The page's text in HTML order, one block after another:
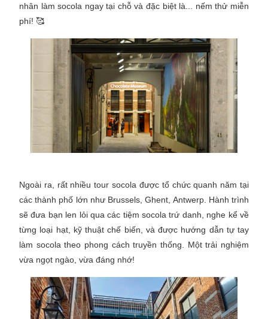
nhân làm socola ngay tại chỗ và đặc biệt là... nếm thử miễn
phí! 🥰
Ngoài ra, rất nhiều tour socola được tổ chức quanh năm tại
các thành phố lớn như Brussels, Ghent, Antwerp. Hành trình
sẽ đưa bạn len lỏi qua các tiệm socola trứ danh, nghe kể về
từng loại hạt, kỹ thuật chế biến, và được hướng dẫn tự tay
làm socola theo phong cách truyền thống. Một trải nghiệm
vừa ngọt ngào, vừa đáng nhớ!